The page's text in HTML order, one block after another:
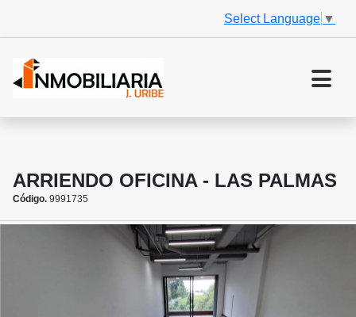
Select Language ▼
ARRIENDO OFICINA - LAS PALMAS
Código. 9991735